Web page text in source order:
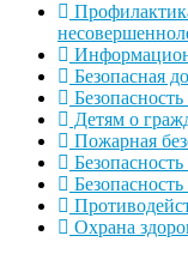
Безопасная
Детям о
Пожарная
Охрана